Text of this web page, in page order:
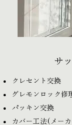
サ
クレセント交換
グレモンロック修
パッキン交換
カバー工法(メー